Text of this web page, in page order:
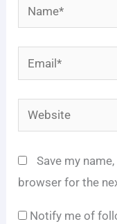
Name*
Email*
Website
Save my
browser for the
Notify me of